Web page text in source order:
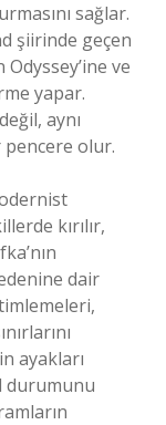
sağlar.
şiirinde geçen
ve
yapar.
aynı
pencere olur.
kırılır,
dair
ayakları
durumunu